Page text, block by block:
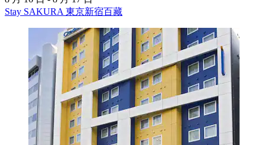
Stay SAKURA 東京新宿百藏